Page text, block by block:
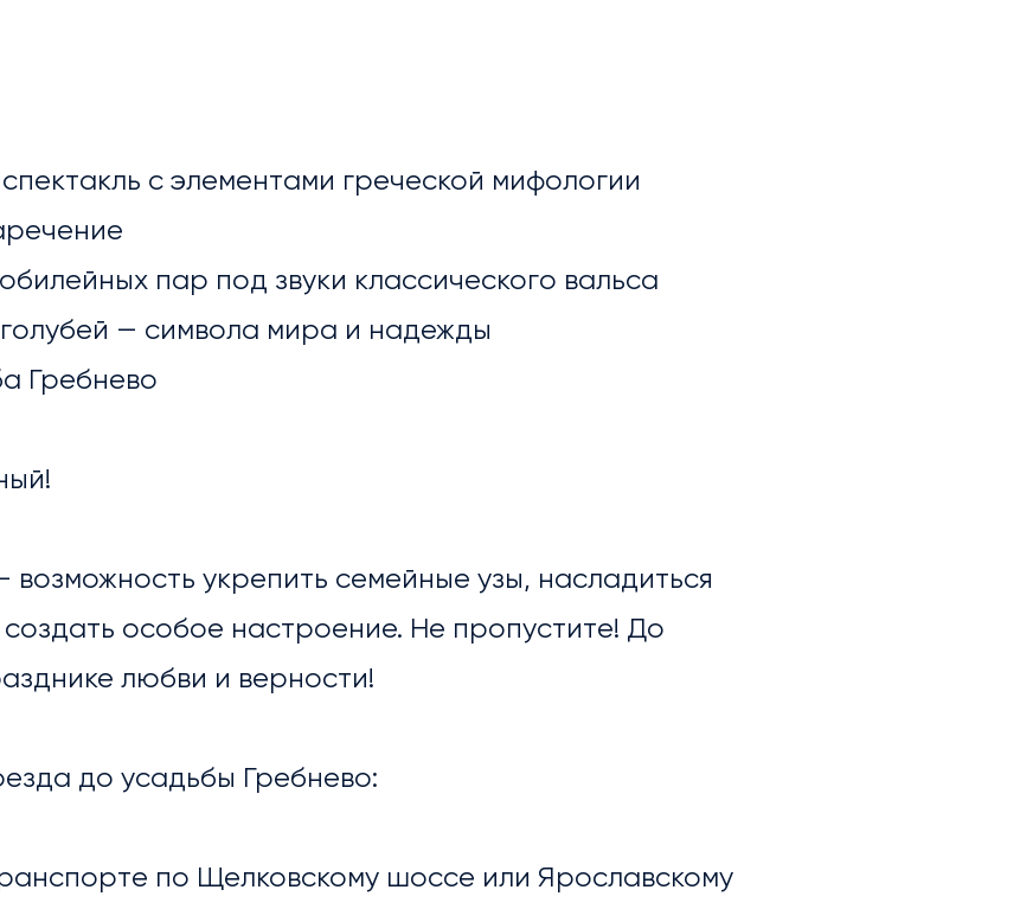
с элементами греческой мифологии
пар под звуки классического вальса
— символа мира и надежды
Гребнево
укрепить семейные узы, насладиться
особое настроение. Не пропустите! До
любви и верности!
до усадьбы Гребнево:
по Щелковскому шоссе или Ярославскому